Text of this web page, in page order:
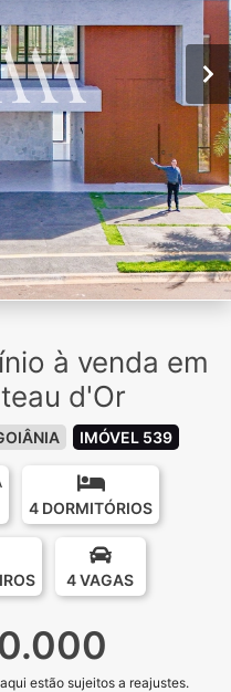
à venda em
d'Or
IMÓVEL 539
4 DORMITÓRIOS
4 VAGAS
estão sujeitos a reajustes.